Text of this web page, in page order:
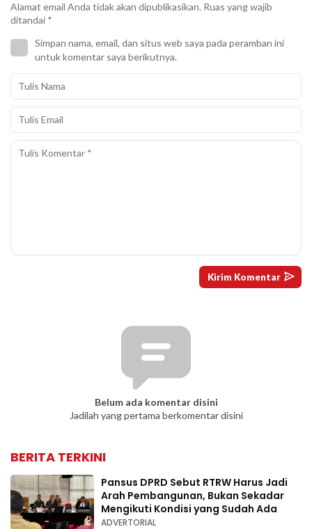
Alamat email Anda tidak akan dipublikasikan. Ruas yang wajib
ditandai *
Simpan nama, email, dan situs web saya pada peramban ini
untuk komentar saya berikutnya.
Belum ada komentar disini
Jadilah yang pertama berkomentar disini
BERITA TERKINI
Pansus DPRD Sebut RTRW Harus Jadi
Arah Pembangunan, Bukan Sekadar
Mengikuti Kondisi yang Sudah Ada
ADVERTORIAL